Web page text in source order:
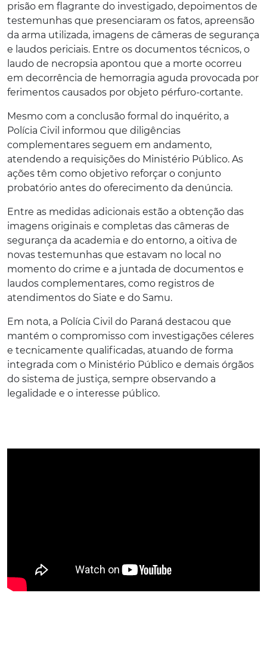
prisão em flagrante do investigado, depoimentos de
testemunhas que presenciaram os fatos, apreensão
da arma utilizada, imagens de câmeras de segurança
e laudos periciais. Entre os documentos técnicos, o
laudo de necropsia apontou que a morte ocorreu
em decorrência de hemorragia aguda provocada por
ferimentos causados por objeto pérfuro-cortante.
Mesmo com a conclusão formal do inquérito, a
Polícia Civil informou que diligências
complementares seguem em andamento,
atendendo a requisições do Ministério Público. As
ações têm como objetivo reforçar o conjunto
probatório antes do oferecimento da denúncia.
Entre as medidas adicionais estão a obtenção das
imagens originais e completas das câmeras de
segurança da academia e do entorno, a oitiva de
novas testemunhas que estavam no local no
momento do crime e a juntada de documentos e
laudos complementares, como registros de
atendimentos do Siate e do Samu.
Em nota, a Polícia Civil do Paraná destacou que
mantém o compromisso com investigações céleres
e tecnicamente qualificadas, atuando de forma
integrada com o Ministério Público e demais órgãos
do sistema de justiça, sempre observando a
legalidade e o interesse público.